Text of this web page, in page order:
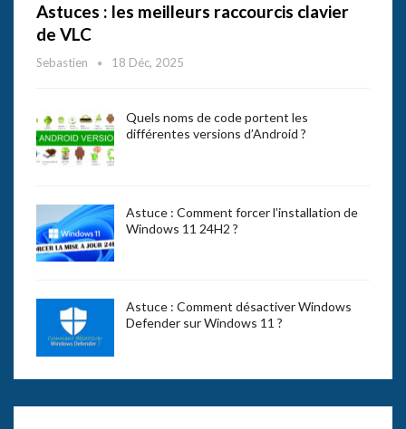
Astuces : les meilleurs raccourcis clavier
de VLC
Sebastien 18 Déc, 2025
Quels noms de code portent les
différentes versions d’Android ?
Astuce : Comment forcer l’installation de
Windows 11 24H2 ?
Astuce : Comment désactiver Windows
Defender sur Windows 11 ?